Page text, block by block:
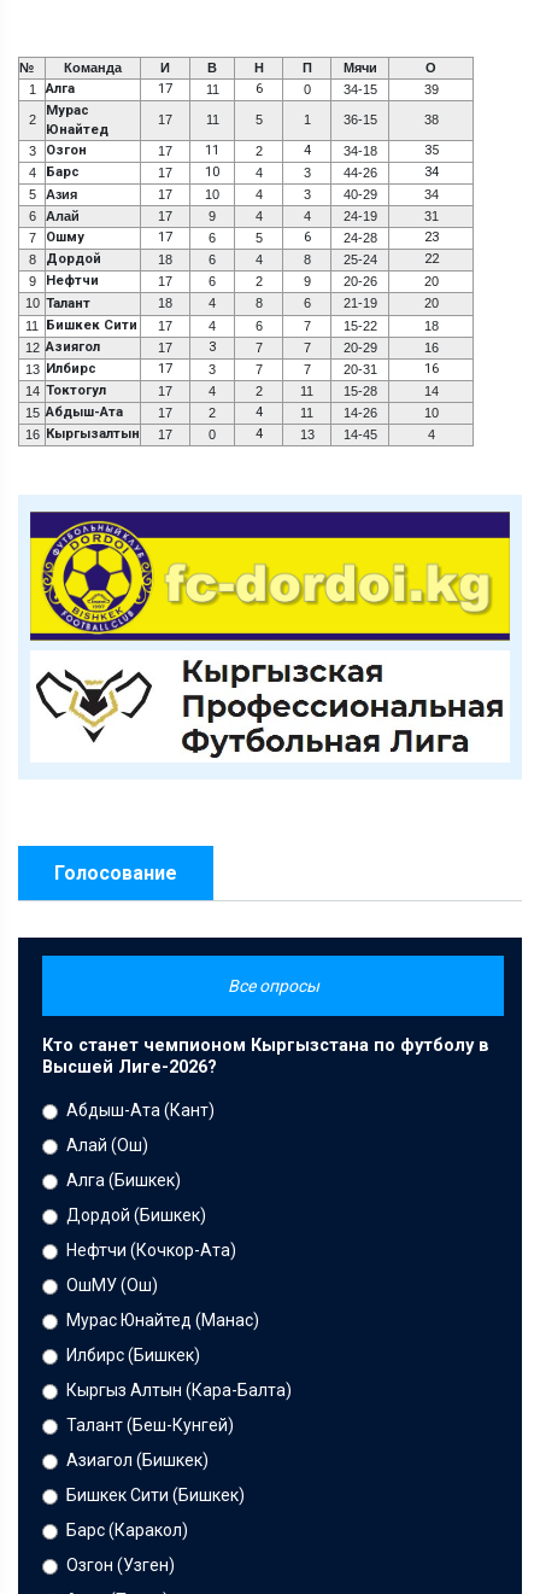
№ Команда И В Н П Мячи
О
1
Алга 17 11 6 0 34-15 39
2
Мурас
Юнайтед
17 11 5 1 36-15 38
3 Озгон 17 11 2 4 34-18 35
4 Барс 17 10 4 3 44-26 34
5 Азия 17 10 4 3 40-29
34
6
Алай 17 9 4 4 24-19
31
7
Ошму 17 6 5 6 24-28 23
8 Дордой 18 6 4 8 25-24 22
9 Нефтчи 17 6 2 9 20-26
20
10 Талант 18 4 8 6 21-19
20
11
Бишкек Сити 17 4 6 7 15-22
18
12 Азиягол 17 3 7 7 20-29
16
13 Илбирс 17 3 7 7 20-31 16
14 Токтогул 17 4 2 11 15-28
14
15 Абдыш-Ата 17 2 4 11 14-26
10
16 Кыргызалтын 17 0 4 13 14-45 4
Голосование
Все опросы
Кто станет чемпионом Кыргызстана по футболу в
Высшей Лиге-2026?
Абдыш-Ата (Кант)
Алай (Ош)
Алга (Бишкек)
Дордой (Бишкек)
Нефтчи (Кочкор-Ата)
ОшМУ (Ош)
Мурас Юнайтед (Манас)
Илбирс (Бишкек)
Кыргыз Алтын (Кара-Балта)
Талант (Беш-Кунгей)
Азиагол (Бишкек)
Бишкек Сити (Бишкек)
Барс (Каракол)
Озгон (Узген)